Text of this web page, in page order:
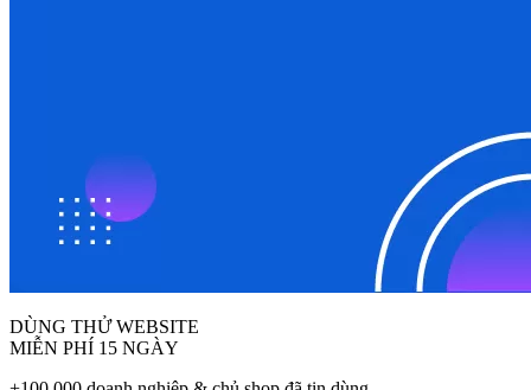
DÙNG THỬ WEBSITE
MIỄN PHÍ 15 NGÀY